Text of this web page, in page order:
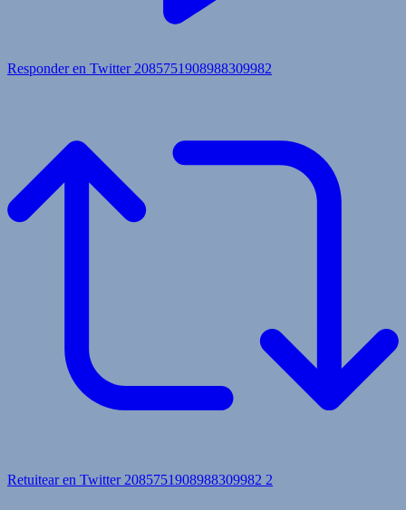
Responder en Twitter 2085751908988309982
Retuitear en Twitter 2085751908988309982 2